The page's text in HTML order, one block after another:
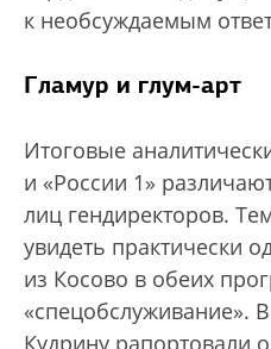
к необсуждаемым
Гламур и глум-арт
Итоговые
и «России 1»
лиц гендиректоров.
увидеть практически
из Косово в обеих
«спецобслуживание».
Кудрину рапортовали